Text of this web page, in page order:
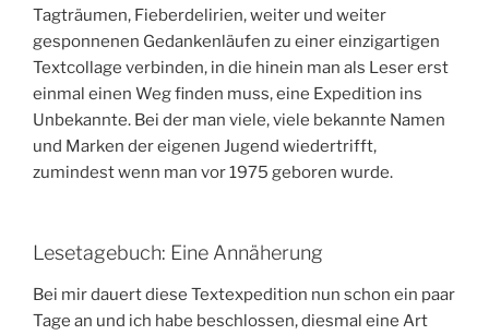
Tagträumen, Fieberdelirien, weiter und weiter
gesponnenen Gedankenläufen zu einer einzigartigen
Textcollage verbinden, in die hinein man als Leser erst
einmal einen Weg finden muss, eine Expedition ins
Unbekannte. Bei der man viele, viele bekannte Namen
und Marken der eigenen Jugend wiedertrifft,
zumindest wenn man vor 1975 geboren wurde.
Lesetagebuch: Eine Annäherung
Bei mir dauert diese Textexpedition nun schon ein paar
Tage an und ich habe beschlossen, diesmal eine Art